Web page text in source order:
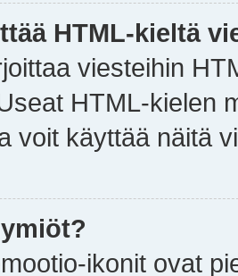
HTML-kieltä
viesteihin
HTML-kielen
voit käyttää näitä
ikonit ovat